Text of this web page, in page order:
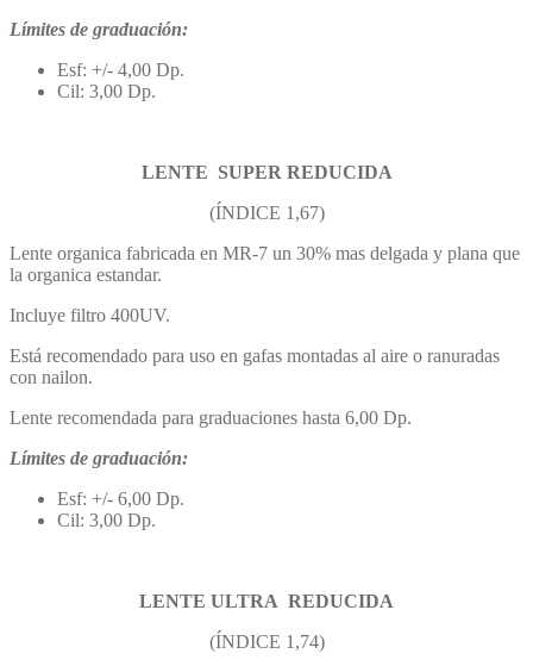
Límites de graduación:
Esf: +/- 4,00 Dp.
Cil: 3,00 Dp.
LENTE SUPER REDUCIDA
(ÍNDICE 1,67)
Lente organica fabricada en MR-7 un 30% mas delgada y plana que
la organica estandar.
Incluye filtro 400UV.
Está recomendado para uso en gafas montadas al aire o ranuradas
con nailon.
Lente recomendada para graduaciones hasta 6,00 Dp.
Límites de graduación:
Esf: +/- 6,00 Dp.
Cil: 3,00 Dp.
LENTE ULTRA REDUCIDA
(ÍNDICE 1,74)